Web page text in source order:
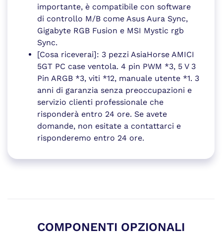
importante, è compatibile con software
di controllo M/B come Asus Aura Sync,
Gigabyte RGB Fusion e MSI Mystic rgb
Sync.
[Cosa riceverai]: 3 pezzi AsiaHorse AMICI
5GT PC case ventola. 4 pin PWM *3, 5 V 3
Pin ARGB *3, viti *12, manuale utente *1. 3
anni di garanzia senza preoccupazioni e
servizio clienti professionale che
risponderà entro 24 ore. Se avete
domande, non esitate a contattarci e
risponderemo entro 24 ore.
COMPONENTI OPZIONALI